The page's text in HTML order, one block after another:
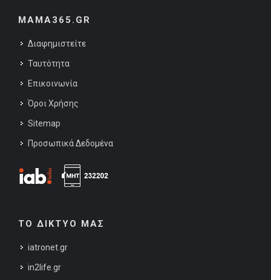
MAMA365.GR
Διαφημιστείτε
Ταυτότητα
Επικοινωνία
Όροι Χρήσης
Sitemap
Προσωπικά Δεδομένα
ΤΟ ΔΙΚΤΥΟ ΜΑΣ
iatronet.gr
in2life.gr